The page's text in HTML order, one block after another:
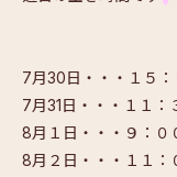
7月30日・・・１５：
7月31日・・・１１：
8月１日・・・９：０
8月２日・・・１１：